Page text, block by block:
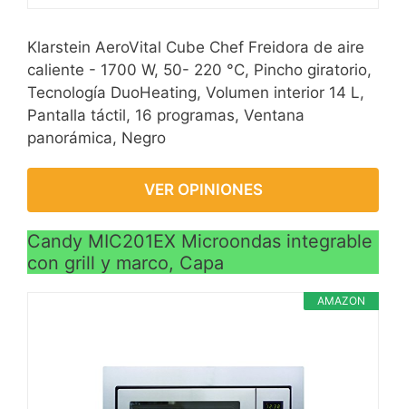
Klarstein AeroVital Cube Chef Freidora de aire
caliente - 1700 W, 50- 220 °C, Pincho giratorio,
Tecnología DuoHeating, Volumen interior 14 L,
Pantalla táctil, 16 programas, Ventana
panorámica, Negro
VER OPINIONES
Candy MIC201EX Microondas integrable
con grill y marco, Capa
AMAZON